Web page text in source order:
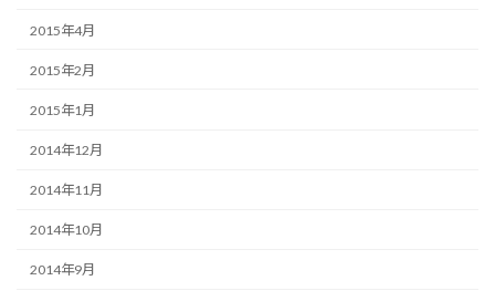
2015年4月
2015年2月
2015年1月
2014年12月
2014年11月
2014年10月
2014年9月